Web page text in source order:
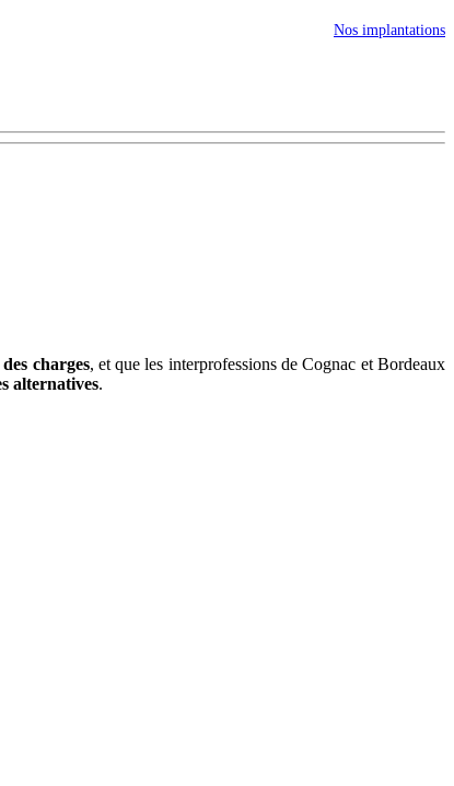
Nos implantations
charges, et que les interprofessions de Cognac et Bordeaux
alternatives.